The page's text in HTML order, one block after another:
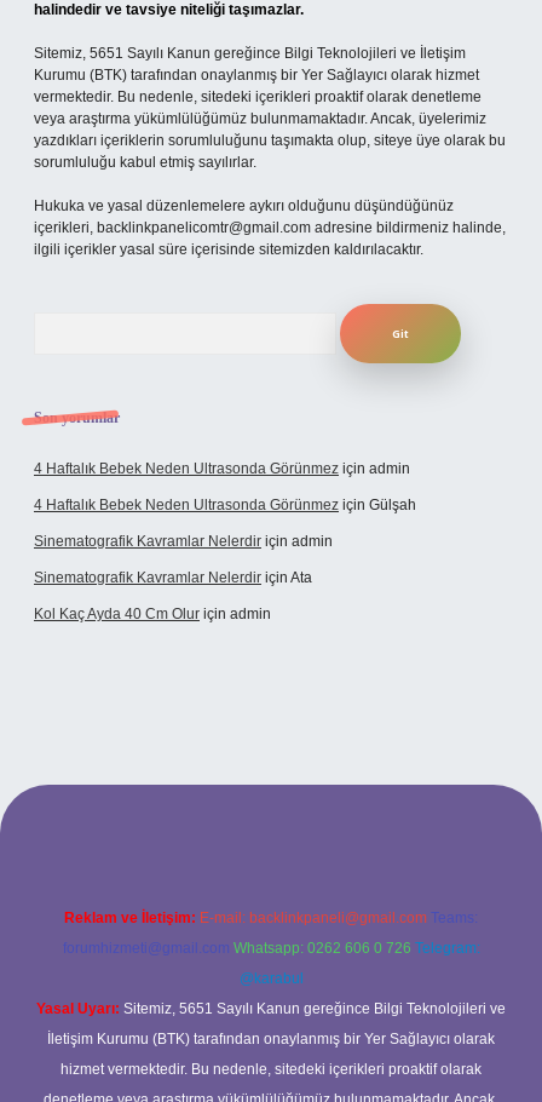
halindedir ve tavsiye niteliği taşımazlar.
Sitemiz, 5651 Sayılı Kanun gereğince Bilgi Teknolojileri ve İletişim
Kurumu (BTK) tarafından onaylanmış bir Yer Sağlayıcı olarak hizmet
vermektedir. Bu nedenle, sitedeki içerikleri proaktif olarak denetleme
veya araştırma yükümlülüğümüz bulunmamaktadır. Ancak, üyelerimiz
yazdıkları içeriklerin sorumluluğunu taşımakta olup, siteye üye olarak bu
sorumluluğu kabul etmiş sayılırlar.
Hukuka ve yasal düzenlemelere aykırı olduğunu düşündüğünüz
içerikleri, backlinkpanelicomtr@gmail.com adresine bildirmeniz halinde,
ilgili içerikler yasal süre içerisinde sitemizden kaldırılacaktır.
Son yorumlar
4 Haftalık Bebek Neden Ultrasonda Görünmez için admin
4 Haftalık Bebek Neden Ultrasonda Görünmez için Gülşah
Sinematografik Kavramlar Nelerdir için admin
Sinematografik Kavramlar Nelerdir için Ata
Kol Kaç Ayda 40 Cm Olur için admin
Reklam ve İletişim: E-mail: backlinkpaneli@gmail.com Teams:
forumhizmeti@gmail.com Whatsapp: 0262 606 0 726 Telegram:
@karabul
Yasal Uyarı: Sitemiz, 5651 Sayılı Kanun gereğince Bilgi Teknolojileri ve
İletişim Kurumu (BTK) tarafından onaylanmış bir Yer Sağlayıcı olarak
hizmet vermektedir. Bu nedenle, sitedeki içerikleri proaktif olarak